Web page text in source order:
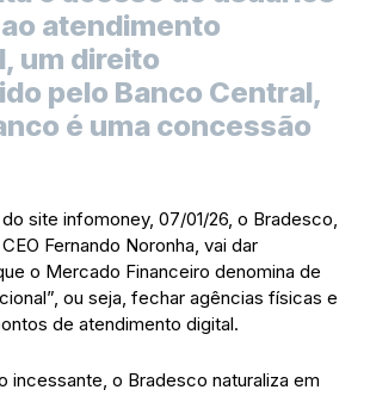
atendimento
um direito
pelo Banco Central,
é uma concessão
site infomoney, 07/01/26, o Bradesco,
Fernando Noronha, vai dar
o Mercado Financeiro denomina de
ou seja, fechar agências físicas e
de atendimento digital.
incessante, o Bradesco naturaliza em